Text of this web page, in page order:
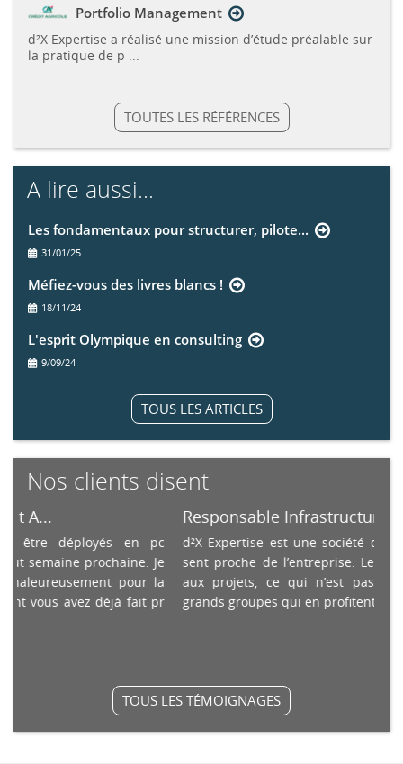
Portfolio Management
d²X Expertise a réalisé une mission d’étude préalable sur
la pratique de p ...
TOUTES LES RÉFÉRENCES
A lire aussi...
Les fondamentaux pour structurer, pilote...
31/01/25
Méfiez-vous des livres blancs !
18/11/24
L'esprit Olympique en consulting
9/09/24
TOUS LES ARTICLES
Nos clients disent
déployés en pc
prochaine. Je
pour la
avez déjà fait pr
Responsable Infrastructure, B...
d²X Expertise est une société qui sait
sent proche de l’entreprise. Les budgets
aux projets, ce qui n’est pas forcément
grands groupes qui en profitent pour faire
TOUS LES TÉMOIGNAGES